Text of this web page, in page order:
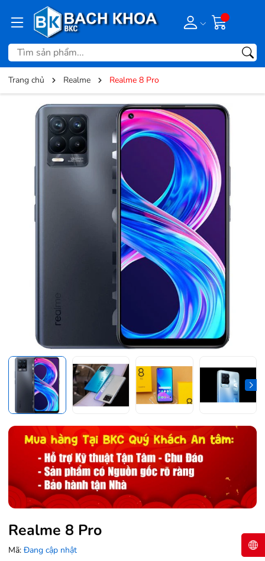
Trang chủ Realme Realme 8 Pro
Realme 8 Pro
Mã: Đang cập nhật